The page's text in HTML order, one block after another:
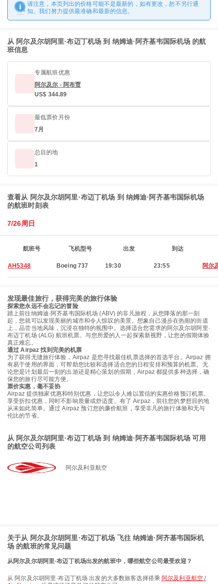
请注意，本页列出的价格可能不是最新的，如有更改，恕不另行通
知。我们努力提供最准确和最新的信息。
从 阿尔及尔胡阿里·布迈丁机场 到 纳姆迪·阿齐基韦国际机场 的航
班信息
专属航班优惠
阿尔及尔 - 阿布贾
US$ 344.89
最低票价月份
7月
总目的地
1
查看从 阿尔及尔胡阿里·布迈丁机场 到 纳姆迪·阿齐基韦国际机场
的航班时刻表
7/26周日
航班号 飞机型号 出发 到达
AH5348 Boeing 737 19:30 23:55 阿尔
发现最佳旅行，获得完美的旅行体验
探索您永远不会忘记的冒险
踏上前往纳姆迪·阿齐基韦国际机场 (ABV) 的非凡旅程，从您降落的那一刻
起，您就可以发现美丽的城市和令人惊叹的美景。想象自己漫步在热闹的街道
上，品尝当地风味，沉浸在独特的氛围中。选择适合您需求的阿尔及尔胡阿里·
布迈丁机场 (ALG) 航班机票。与您所爱的人一起探索新视野，让您的假期体验
真正难忘。
通过 Airpaz 找到完美的机票
为了获得无缝旅行体验，Airpaz 是您寻找最佳机票选择的首选平台。Airpaz 拥
有易于使用的界面，可帮助您比较和选择适合您的日程安排和预算的机票。无
论您是计划最后一刻的出游还是精心策划的假期，Airpaz 都提供多种选择，确
保您的旅行尽可能方便。
票价实惠，毫不妥协
Airpaz 提供独家优惠和特别优惠，让您以令人难以置信的实惠价格预订机票。
享受折扣优惠，同时不影响质量或舒适度。有了 Airpaz，前往您的梦想目的地
从未如此简单。通过 Airpaz 预订您的廉价航班，享受非凡的旅行体验和无与
伦比的节省。
从 阿尔及尔胡阿里·布迈丁机场 到 纳姆迪·阿齐基韦国际机场 可用
的航空公司列表
阿尔及利亚航空
关于从 阿尔及尔胡阿里·布迈丁机场 飞往 纳姆迪·阿齐基韦国际机
场 的航班的常见问题
从阿尔及尔胡阿里·布迈丁机场出发的航班中，哪些航空公司最受欢迎？
从 阿尔及尔胡阿里·布迈丁机场 出发的大多数旅客选择搭乘 阿尔及利亚航空 /